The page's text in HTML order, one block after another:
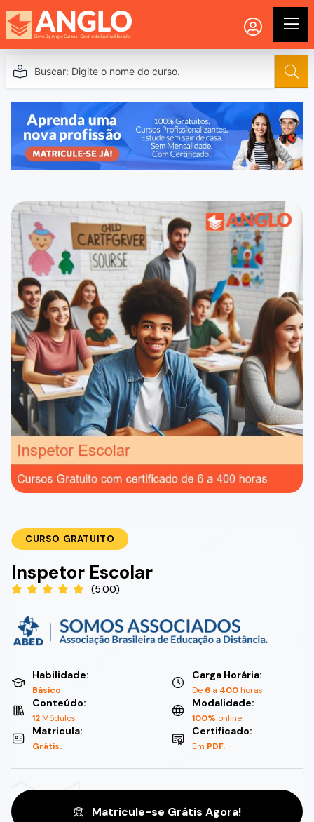
CURSO GRATUITO
Inspetor Escolar
(5.00)
Habilidade:
Básico
Carga Horária:
De 6 a 400horas
Conteúdo:
12Módulos
Modalidade:
100% online.
Matricula:
Grátis.
Certificado:
Em PDF.
Matricule-se Grátis Agora!